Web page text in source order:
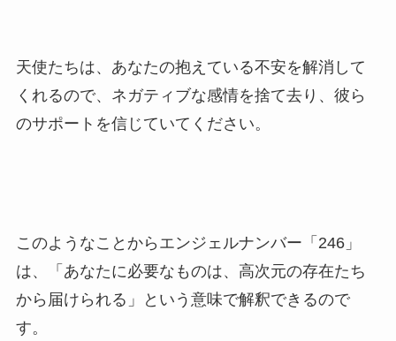
天使たちは、あなたの抱えている不安を解消して
くれるので、ネガティブな感情を捨て去り、彼ら
のサポートを信じていてください。
このようなことからエンジェルナンバー「246」
は、「あなたに必要なものは、高次元の存在たち
から届けられる」という意味で解釈できるので
す。